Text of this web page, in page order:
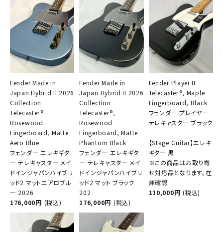
Fender Made in
Japan Hybrid II 2026
Collection
Telecaster®
Rosewood
Fingerboard, Matte
Aero Blue
フェンダー エレキギタ
ー テレキャスター メイ
ドインジャパンハイブリ
ッド2 マットエアロブル
ー 2026
176,000円 (税込)
Fender Made in
Japan Hybrid II 2026
Collection
Telecaster®,
Rosewood
Fingerboard, Matte
Phantom Black
フェンダー エレキギタ
ー テレキャスター メイ
ドインジャパンハイブリ
ッド2 マット ブラック
202
176,000円 (税込)
Fender Player II
Telecaster®, Maple
Fingerboard, Black
フェンダー プレイヤー
テレキャスター ブラック
【Stage Guitar】エレキ
ギター 黒
※この商品はお取り寄
せ対応品となります。在
庫確認
110,000円 (税込)